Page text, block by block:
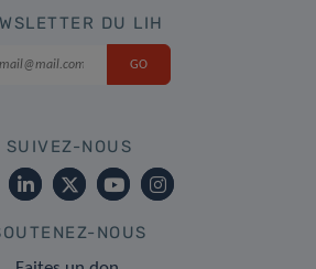
DU LIH
SUIVEZ-NOUS
NOUS